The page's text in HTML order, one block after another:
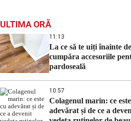
ULTIMA ORĂ
11:13
La ce să te uiți înainte
cumpăra accesoriile
pardoseală
10:57
Colagenul marin: ce
adevărat și de ce a